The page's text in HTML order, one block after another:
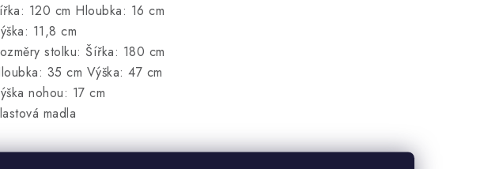
120 cm Hloubka: 16 cm
11,8 cm
stolku: Šířka: 180 cm
35 cm Výška: 47 cm
nohou: 17 cm
madla